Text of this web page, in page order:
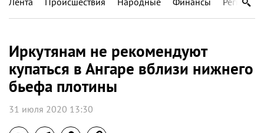
Иркутянам не рекомендуют
купаться в Ангаре вблизи нижнего
бьефа плотины
31 июля 2020 13:30